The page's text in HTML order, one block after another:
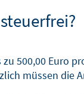
500,00 Euro
müssen die